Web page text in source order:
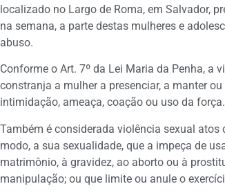
localizado no Largo de Roma, em Salvador,
na semana, a parte destas mulheres e
abuso.
Conforme o Art. 7º da Lei Maria da Penha, a
constranja a mulher a presenciar, a manter
intimidação, ameaça, coação ou uso da força.
Também é considerada violência sexual
modo, a sua sexualidade, que a impeça de
matrimônio, à gravidez, ao aborto ou à
manipulação; ou que limite ou anule o